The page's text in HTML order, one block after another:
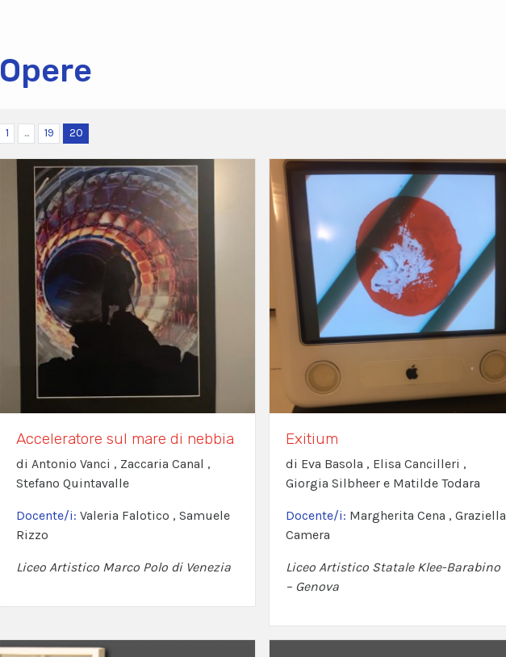
Opere
1 ... 19 20
Acceleratore sul mare di nebbia
di Antonio Vanci , Zaccaria Canal ,
Stefano Quintavalle
Docente/i:Valeria Falotico , Samuele
Rizzo
Liceo Artistico Marco Polo di Venezia
Exitium
di Eva Basola , Elisa Cancilleri ,
Giorgia Silbheer e Matilde Todara
Docente/i: Margherita Cena , Graziella
Camera
Liceo Artistico Statale Klee-Barabino
– Genova